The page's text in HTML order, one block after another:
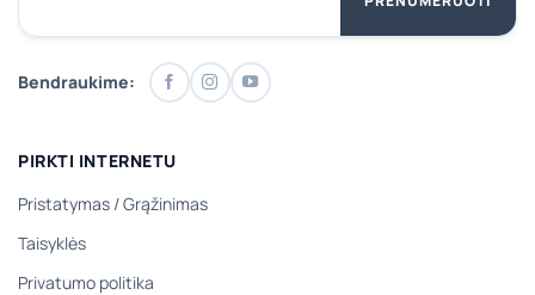
Bendraukime:
PIRKTI INTERNETU
Pristatymas /Grąžinimas
Taisyklės
Privatumo politika